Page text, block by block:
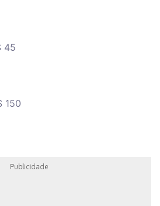
45
150
Publicidade